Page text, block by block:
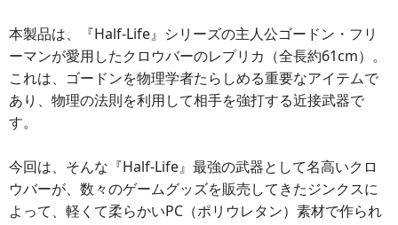
本製品は、『Half-Life』シリーズの主人公ゴードン・フリ
ーマンが愛用したクロウバーのレプリカ（全長約61cm）。
これは、ゴードンを物理学者たらしめる重要なアイテムで
あり、物理の法則を利用して相手を強打する近接武器で
す。
今回は、そんな『Half-Life』最強の武器として名高いクロ
ウバーが、数々のゲームグッズを販売してきたジンクスに
よって、軽くて柔らかいPC（ポリウレタン）素材で作られ